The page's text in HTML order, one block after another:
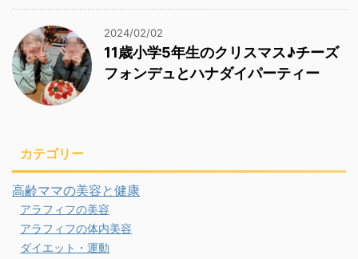
2024/02/02
11歳小学5年生のクリスマス♪チーズ
フォンデュとハナダイパーティー
カテゴリー
高齢ママの美容と健康
アラフィフの美容
アラフィフの体内美容
ダイエット・運動